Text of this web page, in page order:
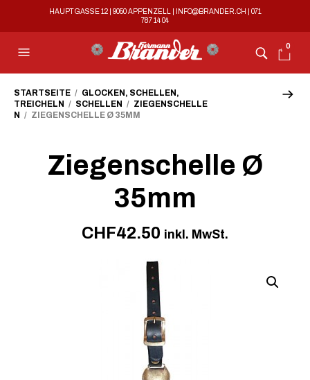
HAUPTGASSE 12 | 9050 APPENZELL | INFO@BRANDER.CH
071
787 14 04
0
STARTSEITE / GLOCKEN, SCHELLEN,
TREICHELN / SCHELLEN / ZIEGENSCHELLE
N / ZIEGENSCHELLE Ø 35MM
Ziegenschelle Ø
35mm
CHF42.50 inkl. MwSt.